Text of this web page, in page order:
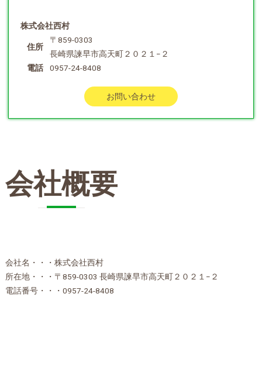
株式会社西村
住所
〒859-0303
長崎県諫早市高天町２０２１−２
電話
0957-24-8408
お問い合わせ
会社概要
会社名・・・株式会社西村
所在地・・・〒859-0303 長崎県諫早市高天町２０２１−２
電話番号・・・0957-24-8408